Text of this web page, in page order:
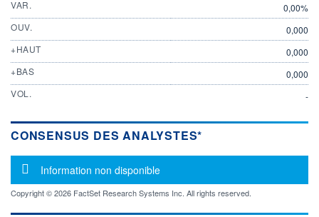
VAR.
0,00%
OUV.
0,000
+HAUT
0,000
+BAS
0,000
VOL.
-
CONSENSUS DES ANALYSTES*
Message d'information
Information non disponible
Copyright © 2026 FactSet Research Systems Inc. All rights reserved.